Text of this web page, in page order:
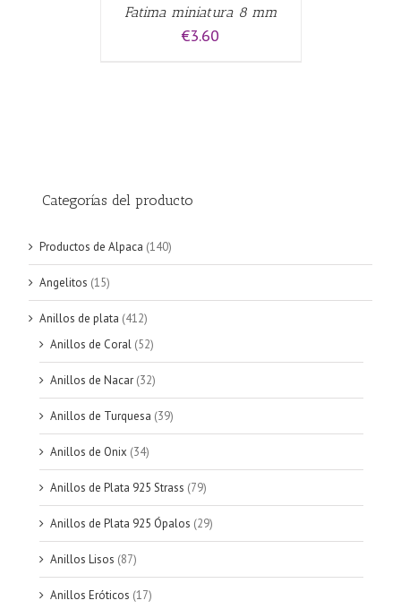
Fatima miniatura 8 mm
€3.60
Categorías del producto
Productos de Alpaca (140)
Angelitos (15)
Anillos de plata (412)
Anillos de Coral (52)
Anillos de Nacar (32)
Anillos de Turquesa (39)
Anillos de Onix (34)
Anillos de Plata 925 Strass (79)
Anillos de Plata 925 Ópalos (29)
Anillos Lisos (87)
Anillos Eróticos (17)